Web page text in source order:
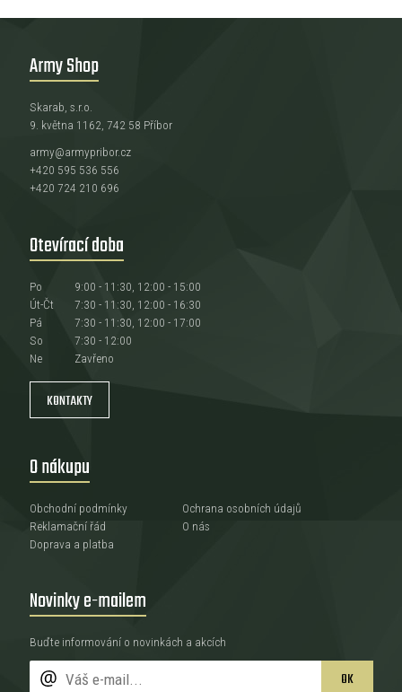
Army Shop
Skarab, s.r.o.
9. května 1162, 742 58 Příbor
army@armypribor.cz
+420 595 536 556
+420 724 210 696
Otevírací doba
Po
9:00 - 11:30, 12:00 - 15:00
Út-Čt
7:30 - 11:30, 12:00 - 16:30
Pá
7:30 - 11:30, 12:00 - 17:00
So
7:30 - 12:00
Ne
Zavřeno
KONTAKTY
O nákupu
Obchodní podmínky
Reklamační řád
Doprava a platba
Ochrana osobních údajů
O nás
Novinky e-mailem
Buďte informování o novinkách a akcích
OK